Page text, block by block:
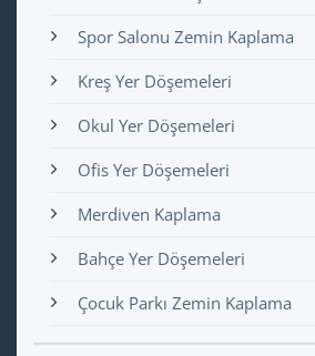
Spor Salonu Zemin Kaplama
Kreş Yer Döşemeleri
Okul Yer Döşemeleri
Ofis Yer Döşemeleri
Merdiven Kaplama
Bahçe Yer Döşemeleri
Çocuk Parkı Zemin Kaplama